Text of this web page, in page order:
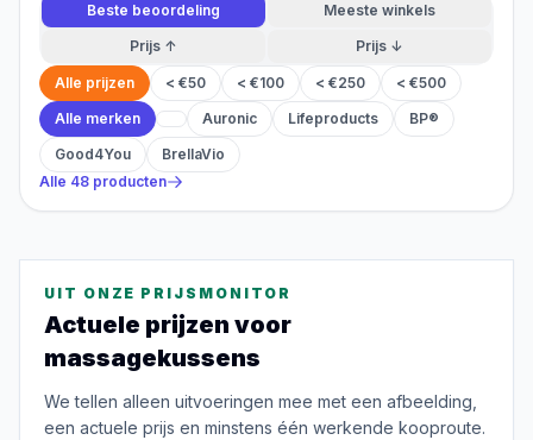
Beste beoordeling
Meeste winkels
Prijs ↑
Prijs ↓
Alle prijzen < €50 < €100 < €250
< €500
Alle merken
Auronic Lifeproducts
BP®
Good4You
BrellaVio
Alle 48 producten
UIT ONZE PRIJSMONITOR
Actuele prijzen voor
massagekussens
We tellen alleen uitvoeringen mee met een afbeelding,
een actuele prijs en minstens één werkende kooproute.